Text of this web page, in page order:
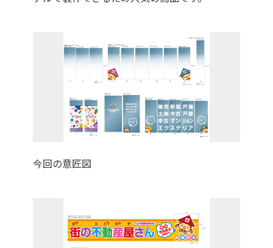
今回の意匠図